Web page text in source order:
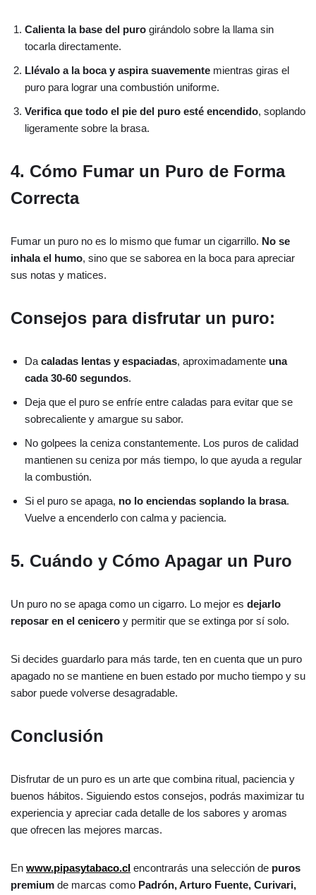
Calienta la base del puro girándolo sobre la llama sin
tocarla directamente.
Llévalo a la boca y aspira suavemente mientras giras el
puro para lograr una combustión uniforme.
Verifica que todo el pie del puro esté encendido, soplando
ligeramente sobre la brasa.
4. Cómo Fumar un Puro de Forma
Correcta
Fumar un puro no es lo mismo que fumar un cigarrillo. No se
inhala el humo, sino que se saborea en la boca para apreciar
sus notas y matices.
Consejos para disfrutar un puro:
Da caladas lentas y espaciadas, aproximadamente una
cada 30-60 segundos.
Deja que el puro se enfríe entre caladas para evitar que se
sobrecaliente y amargue su sabor.
No golpees la ceniza constantemente. Los puros de calidad
mantienen su ceniza por más tiempo, lo que ayuda a regular
la combustión.
Si el puro se apaga, no lo enciendas soplando la brasa.
Vuelve a encenderlo con calma y paciencia.
5. Cuándo y Cómo Apagar un Puro
Un puro no se apaga como un cigarro. Lo mejor es dejarlo
reposar en el cenicero y permitir que se extinga por sí solo.
Si decides guardarlo para más tarde, ten en cuenta que un puro
apagado no se mantiene en buen estado por mucho tiempo y su
sabor puede volverse desagradable.
Conclusión
Disfrutar de un puro es un arte que combina ritual, paciencia y
buenos hábitos. Siguiendo estos consejos, podrás maximizar tu
experiencia y apreciar cada detalle de los sabores y aromas
que ofrecen las mejores marcas.
En www.pipasytabaco.cl encontrarás una selección de puros
premium de marcas como Padrón, Arturo Fuente, Curivari,